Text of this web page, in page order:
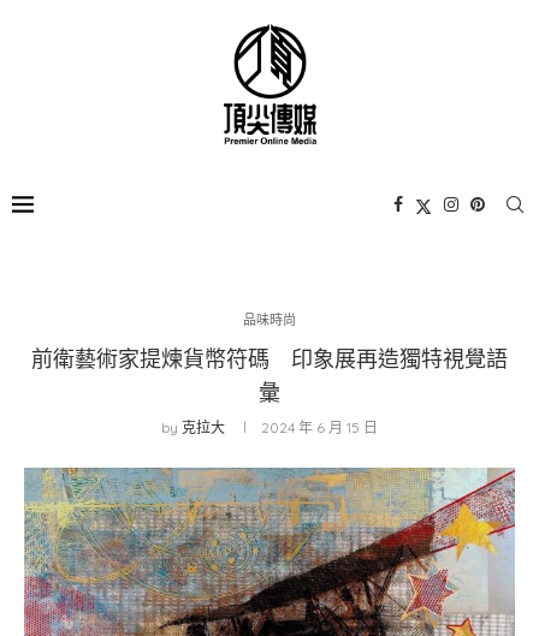
品味時尚
前衛藝術家提煉貨幣符碼 印象展再造獨特視覺語
彙
by 克拉大 2024 年 6 月 15 日